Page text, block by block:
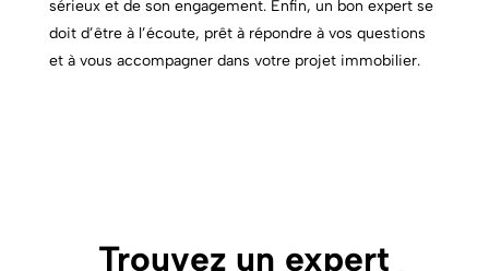
sérieux et de son engagement. Enfin, un bon expert se
doit d’être à l’écoute, prêt à répondre à vos questions
et à vous accompagner dans votre projet immobilier.
Trouvez un expert